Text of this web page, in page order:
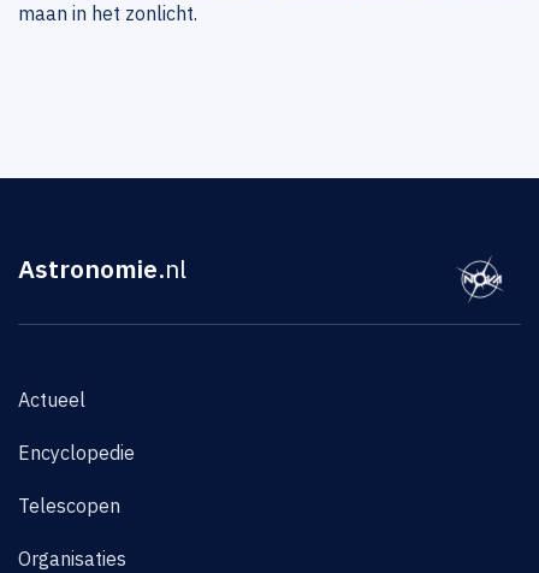
maan in het zonlicht.
Astronomie.nl
Actueel
Encyclopedie
Telescopen
Organisaties